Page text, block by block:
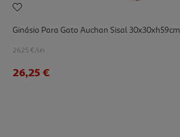
Ginásio Para Gato Auchan Sisal 30x30xh59cm
26.25 €/un
26,25 €